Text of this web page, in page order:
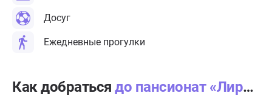
Досуг
Ежедневные прогулки
Как добратьсядо пансионат «Лира» м. Лесная